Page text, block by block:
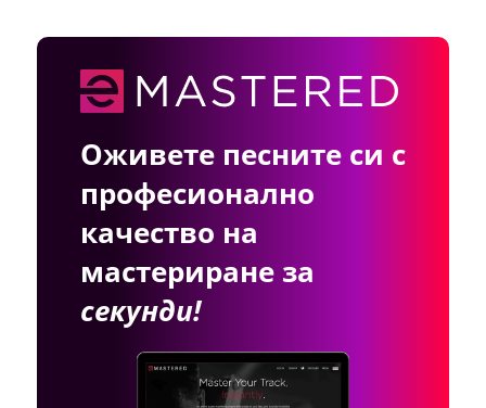
Оживете песните си с
професионално
качество на
мастериране за
секунди!